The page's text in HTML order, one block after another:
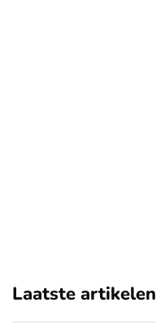
Laatste artikelen